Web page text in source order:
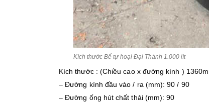
Kích thước Bể tự hoại Đại Thành 1.000 lít
Kích thước : (Chiều cao x đường kính )
– Đường kính đầu vào / ra (mm): 90 / 90
– Đường ống hút chất thải (mm): 90